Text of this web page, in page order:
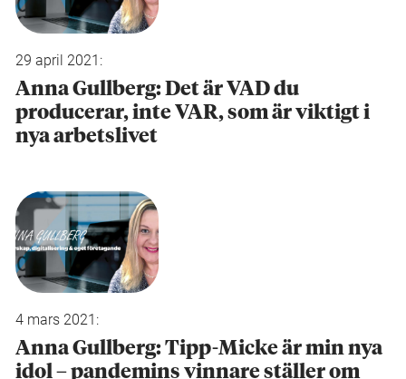
29 april 2021:
Anna Gullberg: Det är VAD du
producerar, inte VAR, som är viktigt i
nya arbetslivet
4 mars 2021:
Anna Gullberg: Tipp-Micke är min nya
idol – pandemins vinnare ställer om